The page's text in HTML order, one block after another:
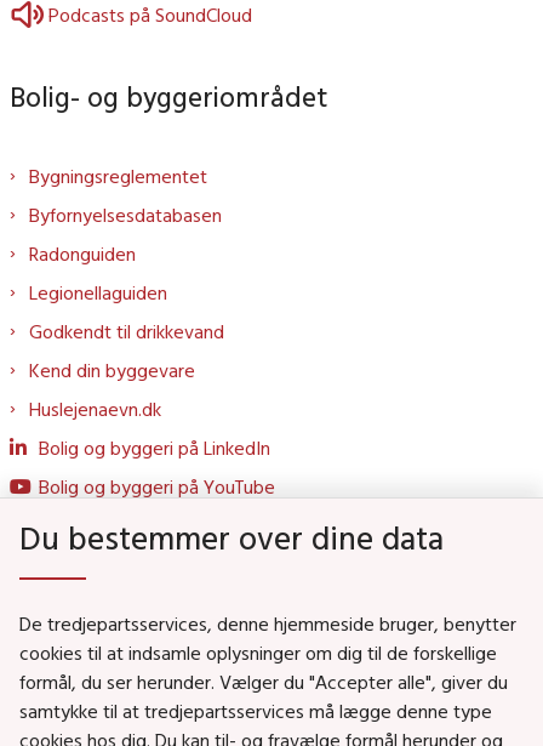
Podcasts på SoundCloud
Bolig- og byggeriområdet
Bygningsreglementet
Byfornyelsesdatabasen
Radonguiden
Legionellaguiden
Godkendt til drikkevand
Kend din byggevare
Huslejenaevn.dk
Bolig og byggeri på LinkedIn
Bolig og byggeri på YouTube
Social- og Boligministeriet
Job i Social- og Boligstyrelsen
Puljer og tilskud
Du bestemmer over dine data
De tredjepartsservices, denne hjemmeside bruger, benytter
cookies til at indsamle oplysninger om dig til de forskellige
formål, du ser herunder. Vælger du "Accepter alle", giver du
samtykke til at tredjepartsservices må lægge denne type
cookies hos dig. Du kan til- og fravælge formål herunder og